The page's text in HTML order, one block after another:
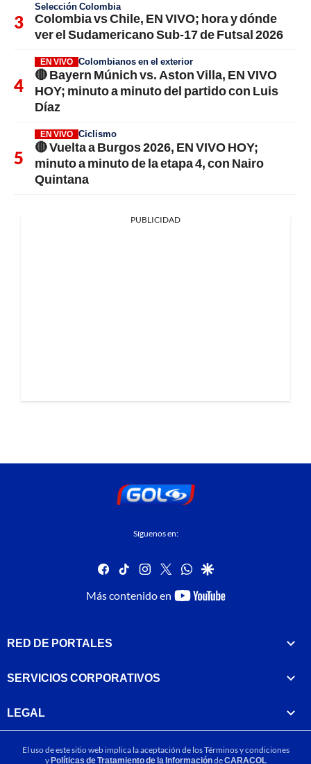
Selección Colombia
Colombia vs Chile, EN VIVO; hora y dónde
ver el Sudamericano Sub-17 de Futsal 2026
EN VIVO Colombianos en el exterior
🔴 Bayern Múnich vs. Aston Villa, EN VIVO
HOY; minuto a minuto del partido con Luis
Díaz
EN VIVO Ciclismo
🔴 Vuelta a Burgos 2026, EN VIVO HOY;
minuto a minuto de la etapa 4, con Nairo
Quintana
PUBLICIDAD
Síguenos en:
facebook
tiktok instagram
twitterwhatsapp
google
Más contenido en
youtube-
RED DE PORTALES
SERVICIOS CORPORATIVOS
LEGAL
El uso de este sitio web implica la aceptación de losTérminos y condiciones
yPolíticas de Tratamiento de la InformacióndeCARACOL